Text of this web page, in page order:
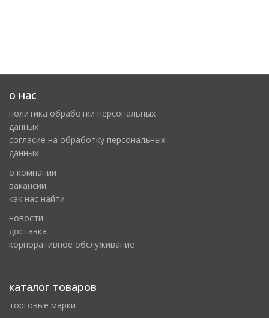
о нас
политика обработки персональных
данных
cогласие на обработку персональных
данных
о компании
вакансии
как нас найти
новости
доставка
корпоративное обслуживание
каталог товаров
торговые марки